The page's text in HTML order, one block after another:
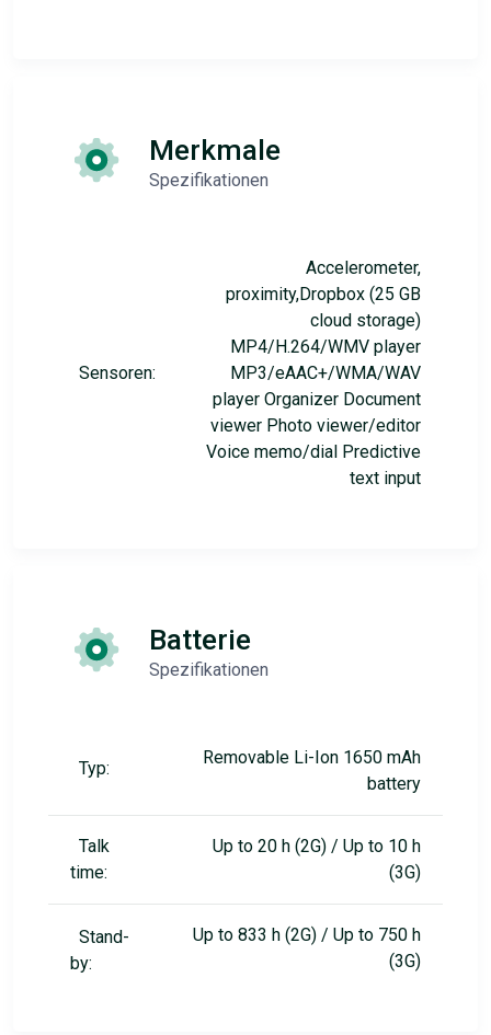
Merkmale
Spezifikationen
Sensoren:
Accelerometer,
proximity,Dropbox (25 GB
cloud storage)
MP4/H.264/WMV player
MP3/eAAC+/WMA/WAV
player Organizer Document
viewer Photo viewer/editor
Voice memo/dial Predictive
text input
Batterie
Spezifikationen
Typ:
Removable Li-Ion 1650 mAh
battery
Talk
time:
Up to 20 h (2G) / Up to 10 h
(3G)
Stand-
by:
Up to 833 h (2G) / Up to 750 h
(3G)